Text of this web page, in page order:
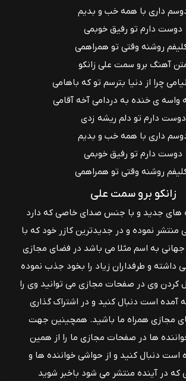
داری با همه خب و بدیم
دوست دارم تو رفیق خوبمی
روشنه وقتی تو همراهمی
آهنگ برو سمت علی زانکو
چرا از دنیا بترسم تو که باهامی
واسه ی خنده به دردامی آخه آقامی
دوست دارم تو دلم ریشه زدی
داری با همه خب و بدیم
دوست دارم تو رفیق خوبمی
روشنه وقتی تو همراهمی
زانکو برو سمت علی
های جدید و با جنس صدای خاصی که دارد
نموده و در جدیدترین کازر خود که با
به اسم مثلا می باشد در فضای مجازی
داشته و طرفداران زیاد را بخود جذب نموده
وی در صفحات مجازی می توانید وی را
است دنبال کنید و در اشتراک گذاری
مجازی همراه ما باشید. همچینین جهت
ها در صفحات مجازی ما را از همین
دنبال کنید و از حواشی خواننده ها و
که در آینده منتشر می شود باخبر شوید